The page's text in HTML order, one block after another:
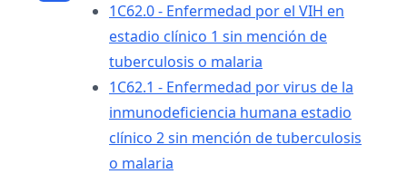
1C62.0 - Enfermedad por el VIH en
estadio clínico 1 sin mención de
tuberculosis o malaria
1C62.1 - Enfermedad por virus de la
inmunodeficiencia humana estadio
clínico 2 sin mención de tuberculosis
o malaria